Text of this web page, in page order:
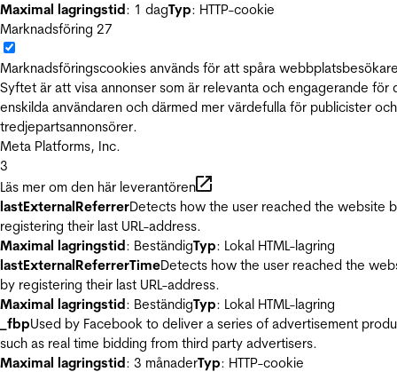
Maximal lagringstid: 1 dagTyp: HTTP-cookie
Marknadsföring 27
Marknadsföringscookies används för att spåra
Syftet är att visa annonser som är relevanta och engagerande för
enskilda användaren och därmed mer värdefulla för publicister och
tredjepartsannonsörer.
Meta Platforms, Inc.
3
Läs mer om den här leverantören
lastExternalReferrerDetects how the user reached the website
registering their last URL-address.
Maximal lagringstid: BeständigTyp: Lokal HTML-lagring
lastExternalReferrerTimeDetects how the user reached the
by registering their last URL-address.
Maximal lagringstid: BeständigTyp: Lokal HTML-lagring
_fbpUsed by Facebook to deliver a series of advertisement
such as real time bidding from third party advertisers.
Maximal lagringstid: 3 månaderTyp: HTTP-cookie